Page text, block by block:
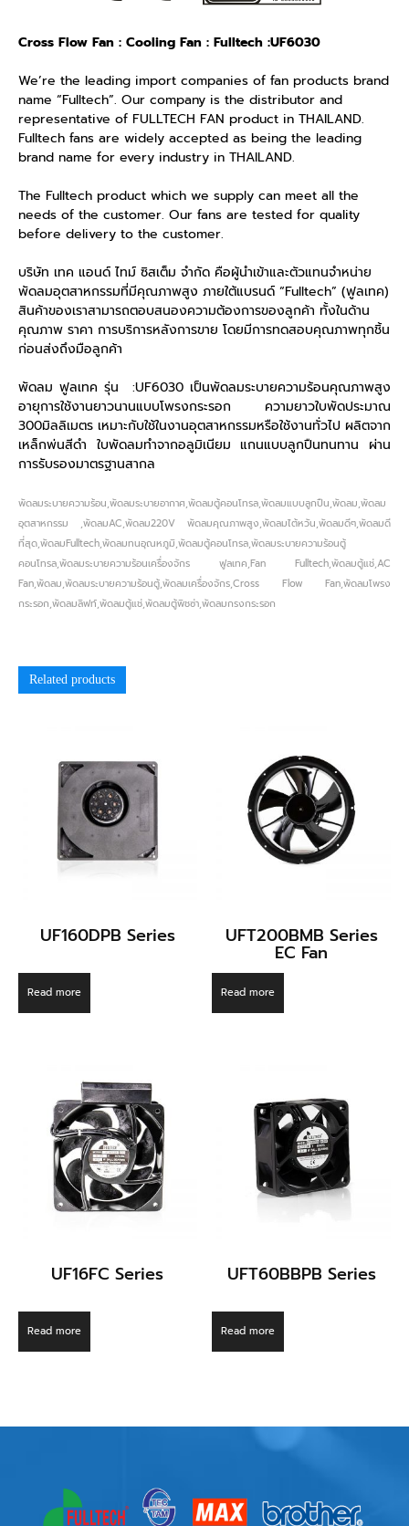
Cross Flow Fan : Cooling Fan : Fulltech :UF6030
We’re the leading import companies of fan products brand
name “Fulltech”. Our company is the distributor and
representative of FULLTECH FAN product in THAILAND.
Fulltech fans are widely accepted as being the leading
brand name for every industry in THAILAND.
The Fulltech product which we supply can meet all the
needs of the customer. Our fans are tested for quality
before delivery to the customer.
บริษัท เทค แอนด์ ไทม์ ซิสเต็ม จำกัด คือผู้นำเข้าและตัวแทนจำหน่าย
พัดลมอุตสาหกรรมที่มีคุณภาพสูง ภายใต้แบรนด์ “Fulltech” (ฟูลเทค)
สินค้าของเราสามารถตอบสนองความต้องการของลูกค้า ทั้งในด้าน
คุณภาพ ราคา การบริการหลังการขาย โดยมีการทดสอบคุณภาพทุกชิ้น
ก่อนส่งถึงมือลูกค้า
พัดลม ฟูลเทค รุ่น :UF6030 เป็นพัดลมระบายความร้อนคุณภาพสูง
อายุการใช้งานยาวนานแบบโพรงกระรอก ความยาวใบพัดประมาณ
300มิลลิเมตร เหมาะกับใช้ในงานอุตสาหกรรมหรือใช้งานทั่วไป ผลิตจาก
เหล็กพ่นสีดำ ใบพัดลมทำจากอลูมิเนียม แกนแบบลูกปืนทนทาน ผ่าน
การรับรองมาตรฐานสากล
พัดลมระบายความร้อน,พัดลมระบายอากาศ,พัดลมตู้คอนโทรล,พัดลมแบบลูกปืน,พัดลม,พัดลม
อุตสาหกรรม ,พัดลมAC,พัดลม220V พัดลมคุณภาพสูง,พัดลมไต้หวัน,พัดลมดีๆ,พัดลมดี
ที่สุด,พัดลมFulltech,พัดลมทนอุณหภูมิ,พัดลมตู้คอนโทรล,พัดลมระบายความร้อนตู้
คอนโทรล,พัดลมระบายความร้อนเครื่องจักร ฟูลเทค,Fan Fulltech,พัดลมตู้แช่,AC
Fan,พัดลม,พัดลมระบายความร้อนตู้,พัดลมเครื่องจักร,Cross Flow Fan,พัดลมโพรง
กระรอก,พัดลมลิฟท์,พัดลมตู้แช่,พัดลมตู้พิชซ่า,พัดลมกรงกระรอก
Related products
UF160DPB Series
Read more
UFT200BMB Series
EC Fan
Read more
UF16FC Series
Read more
UFT60BBPB Series
Read more